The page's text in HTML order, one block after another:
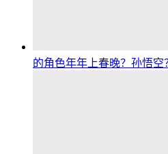
的角色年年上春晚？孙悟空